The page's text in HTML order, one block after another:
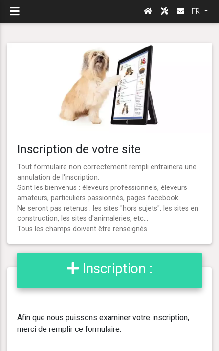
FR
Inscription de votre site
Tout formulaire non correctement rempli entrainera une
annulation de l'inscription.
Sont les bienvenus : éleveurs professionnels, éleveurs
amateurs, particuliers passionnés, pages facebook.
Ne seront pas retenus : les sites "hors sujets", les sites en
construction, les sites d'animaleries, etc...
Tous les champs doivent être renseignés.
Inscription :
Afin que nous puissons examiner votre inscription,
merci de remplir ce formulaire.